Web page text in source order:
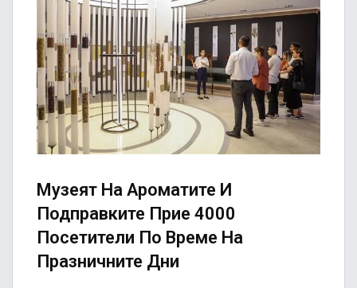
Музеят На Ароматите И
Подправките Прие 4000
Посетители По Време На
Празничните Дни